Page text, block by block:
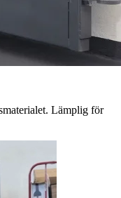
Lämplig för